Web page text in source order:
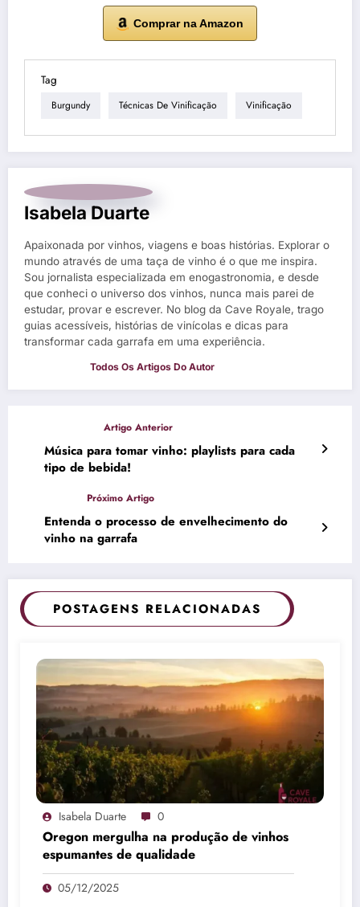
Comprar na Amazon
Tag
Burgundy Técnicas De Vinificação Vinificação
Isabela Duarte
Apaixonada por vinhos, viagens e boas histórias. Explorar o
mundo através de uma taça de vinho é o que me inspira.
Sou jornalista especializada em enogastronomia, e desde
que conheci o universo dos vinhos, nunca mais parei de
estudar, provar e escrever. No blog da Cave Royale, trago
guias acessíveis, histórias de vinícolas e dicas para
transformar cada garrafa em uma experiência.
Música para tomar vinho: playlists para cada
tipo de bebida!
Entenda o processo de envelhecimento do
vinho na garrafa
POSTAGENS RELACIONADAS
Isabela Duarte 0
Oregon mergulha na produção de vinhos
espumantes de qualidade
05/12/2025